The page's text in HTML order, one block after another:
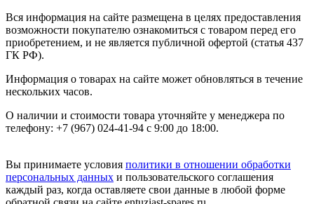
Вся информация на сайте размещена в целях предоставления
возможности покупателю ознакомиться с товаром перед его
приобретением, и не является публичной офертой (статья 437
ГК РФ).
Информация о товарах на сайте может обновляться в течение
нескольких часов.
О наличии и стоимости товара уточняйте у менеджера по
телефону: +7 (967) 024-41-94 с 9:00 до 18:00.
Вы принимаете условия политики в отношении обработки
персональных данных и пользовательского соглашения
каждый раз, когда оставляете свои данные в любой форме